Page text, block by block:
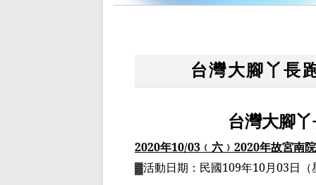
台灣大腳丫長
台灣大腳
2020年10/03 ﹙六﹚ 2020年故宮南
▓活動日期： 民國109年10月03日